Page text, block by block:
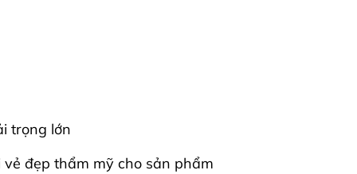
trọng lớn
đẹp thẩm mỹ cho sản phẩm